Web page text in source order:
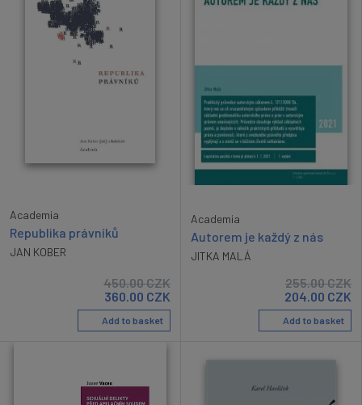
Academia
Republika právníků
JAN KOBER
450.00CZK
360.00 CZK
Add to basket
Academia
Autorem je každý z nás
JITKA MALÁ
255.00CZK
204.00 CZK
Add to basket